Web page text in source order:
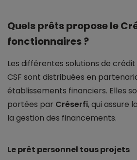
Quels prêts propose le
fonctionnaires ?
Les différentes solutions de
CSF sont distribuées en
établissements financiers. Elles
portées par Créserfi, qui assure
la gestion des financements.
Le prêt personnel tous projets